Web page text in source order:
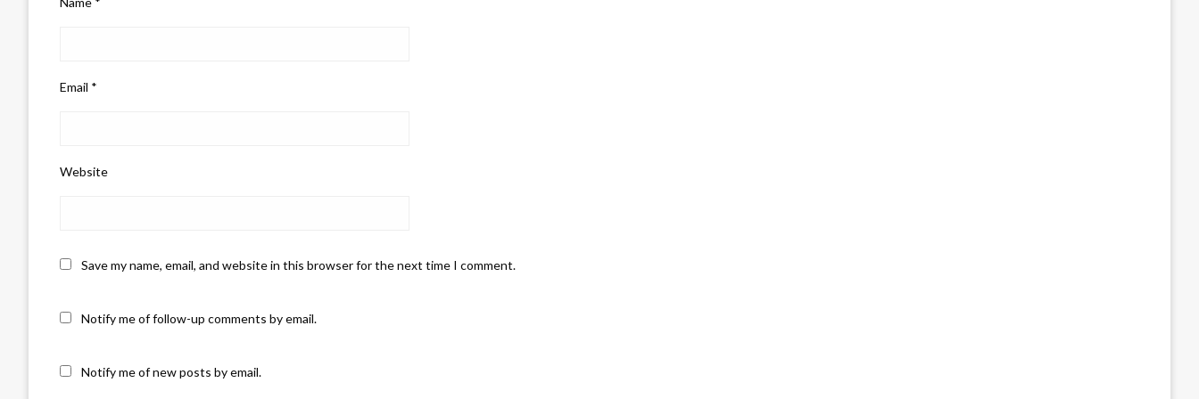
Email *
Website
Save my name, email, and website in this browser for the next time I comment.
Notify me of follow-up comments by email.
Notify me of new posts by email.